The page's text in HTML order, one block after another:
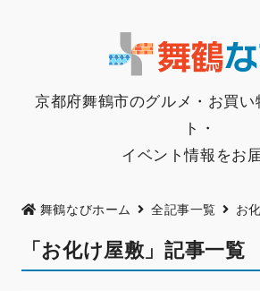
京都府舞鶴市のグルメ・お買い
ト・
イベント情報をお
舞鶴なびホーム 全記事一覧 お
「お化け屋敷」記事一覧